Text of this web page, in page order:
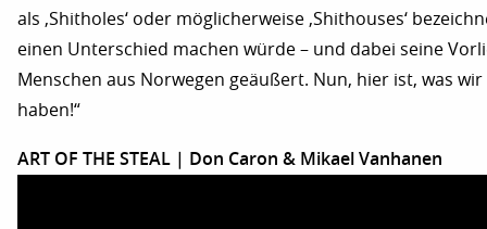
als ‚Shitholes‘ oder möglicherweise ‚Shithouses‘
einen Unterschied machen würde – und dabei seine
Menschen aus Norwegen geäußert. Nun, hier ist, was wir
haben!“
ART OF THE STEAL | Don Caron & Mikael Vanhanen